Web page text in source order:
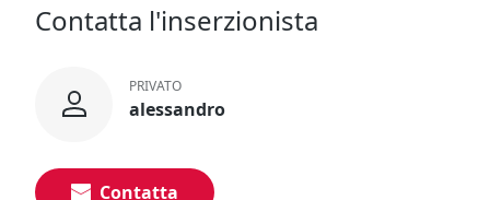
Contatta l'inserzionista
PRIVATO
alessandro
Contatta